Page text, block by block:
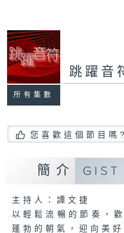
所有集數
跳躍音
您喜歡這個節目嗎?
簡介 GIST
主持人：譚文捷
以輕鬆流暢的節奏，
蓬勃的朝氣，迎向美好